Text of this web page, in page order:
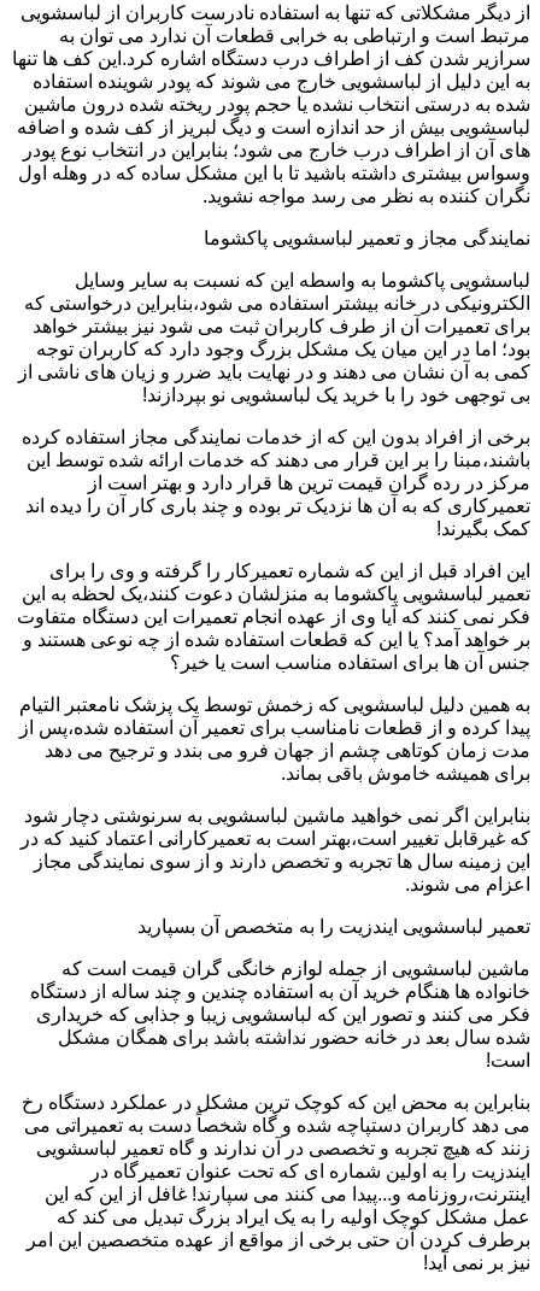
از دیگر مشکلاتی که تنها به استفاده نادرست کاربران از لباسشویی
مرتبط است و ارتباطی به خرابی قطعات آن ندارد می توان به
سرازیر شدن کف از اطراف درب دستگاه اشاره کرد.این کف ها تنها
به این دلیل از لباسشویی خارج می شوند که پودر شوینده استفاده
شده به درستی انتخاب نشده یا حجم پودر ریخته شده درون ماشین
لباسشویی بیش از حد اندازه است و دیگ لبریز از کف شده و اضافه
های آن از اطراف درب خارج می شود؛ بنابراین در انتخاب نوع پودر
وسواس بیشتری داشته باشید تا با این مشکل ساده که در وهله اول
نگران کننده به نظر می رسد مواجه نشوید.
نمایندگی مجاز و تعمیر لباسشویی پاکشوما
لباسشویی پاکشوما به واسطه این که نسبت به سایر وسایل
الکترونیکی در خانه بیشتر استفاده می شود،بنابراین درخواستی که
برای تعمیرات آن از طرف کاربران ثبت می شود نیز بیشتر خواهد
بود؛ اما در این میان یک مشکل بزرگ وجود دارد که کاربران توجه
کمی به آن نشان می دهند و در نهایت باید ضرر و زیان های ناشی از
بی توجهی خود را با خرید یک لباسشویی نو بپردازند!
برخی از افراد بدون این که از خدمات نمایندگی مجاز استفاده کرده
باشند،مبنا را بر این قرار می دهند که خدمات ارائه شده توسط این
مرکز در رده گران قیمت ترین ها قرار دارد و بهتر است از
تعمیرکاری که به آن ها نزدیک تر بوده و چند باری کار آن را دیده اند
کمک بگیرند!
این افراد قبل از این که شماره تعمیرکار را گرفته و وی را برای
تعمیر لباسشویی پاکشوما به منزلشان دعوت کنند،یک لحظه به این
فکر نمی کنند که آیا وی از عهده انجام تعمیرات این دستگاه متفاوت
بر خواهد آمد؟ یا این که قطعات استفاده شده از چه نوعی هستند و
جنس آن ها برای استفاده مناسب است یا خیر؟
به همین دلیل لباسشویی که زخمش توسط یک پزشک نامعتبر التیام
پیدا کرده و از قطعات نامناسب برای تعمیر آن استفاده شده،پس از
مدت زمان کوتاهی چشم از جهان فرو می بندد و ترجیح می دهد
برای همیشه خاموش باقی بماند.
بنابراین اگر نمی خواهید ماشین لباسشویی به سرنوشتی دچار شود
که غیرقابل تغییر است،بهتر است به تعمیرکارانی اعتماد کنید که در
این زمینه سال ها تجربه و تخصص دارند و از سوی نمایندگی مجاز
اعزام می شوند.
تعمیر لباسشویی ایندزیت را به متخصص آن بسپارید
ماشین لباسشویی از جمله لوازم خانگی گران قیمت است که
خانواده ها هنگام خرید آن به استفاده چندین و چند ساله از دستگاه
فکر می کنند و تصور این که لباسشویی زیبا و جذابی که خریداری
شده سال بعد در خانه حضور نداشته باشد برای همگان مشکل
است!
بنابراین به محض این که کوچک ترین مشکل در عملکرد دستگاه رخ
می دهد کاربران دستپاچه شده و گاه شخصاً دست به تعمیراتی می
زنند که هیچ تجربه و تخصصی در آن ندارند و گاه تعمیر لباسشویی
ایندزیت را به اولین شماره ای که تحت عنوان تعمیرگاه در
اینترنت،روزنامه و...پیدا می کنند می سپارند! غافل از این که این
عمل مشکل کوچک اولیه را به یک ایراد بزرگ تبدیل می کند که
برطرف کردن آن حتی برخی از مواقع از عهده متخصصین این امر
نیز بر نمی آید!